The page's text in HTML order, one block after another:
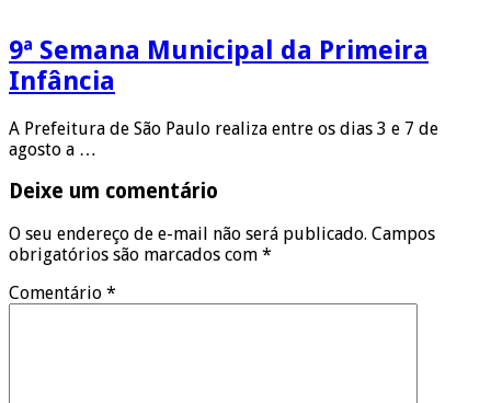
9ª Semana Municipal da Primeira
Infância
A Prefeitura de São Paulo realiza entre os dias 3 e 7 de
agosto a …
Deixe um comentário
O seu endereço de e-mail não será publicado. Campos
obrigatórios são marcados com *
Comentário *